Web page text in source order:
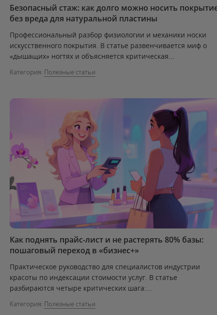
Безопасный стаж: как долго можно носить
без вреда для натуральной пластины
Профессиональный разбор физиологии и механики носки
искусственного покрытия. В статье развенчивается миф о
«дышащих» ногтях и объясняется критическая...
Категория: Полезные статьи
Как поднять прайс-лист и не растерять 80% базы:
пошаговый переход в «бизнес+»
Практическое руководство для специалистов индустрии
красоты по индексации стоимости услуг. В статье
разбираются четыре критических шага:...
Категория: Полезные статьи